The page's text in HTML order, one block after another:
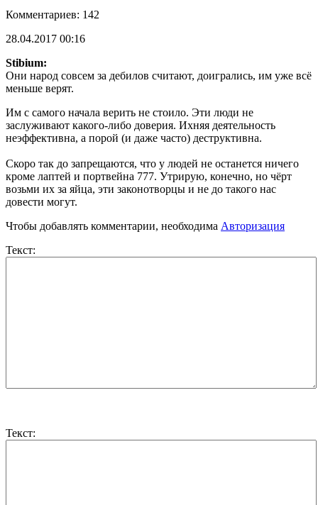
Комментариев: 142
28.04.2017 00:16
Stibium:
Они народ совсем за дебилов считают, доигрались, им уже всё
меньше верят.
Им с самого начала верить не стоило. Эти люди не
заслуживают какого-либо доверия. Ихняя деятельность
неэффективна, а порой (и даже часто) деструктивна.
Скоро так до запрещаются, что у людей не останется ничего
кроме лаптей и портвейна 777. Утрирую, конечно, но чёрт
возьми их за яйца, эти законотворцы и не до такого нас
довести могут.
Чтобы добавлять комментарии, необходима Авторизация
Текст:
Текст: